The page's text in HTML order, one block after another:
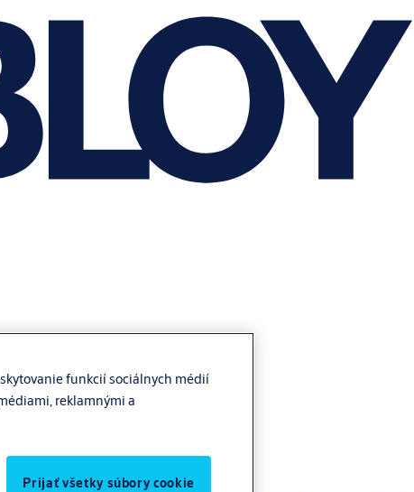
funkcií sociálnych médií
reklamnými a
Prijať všetky súbory cookie